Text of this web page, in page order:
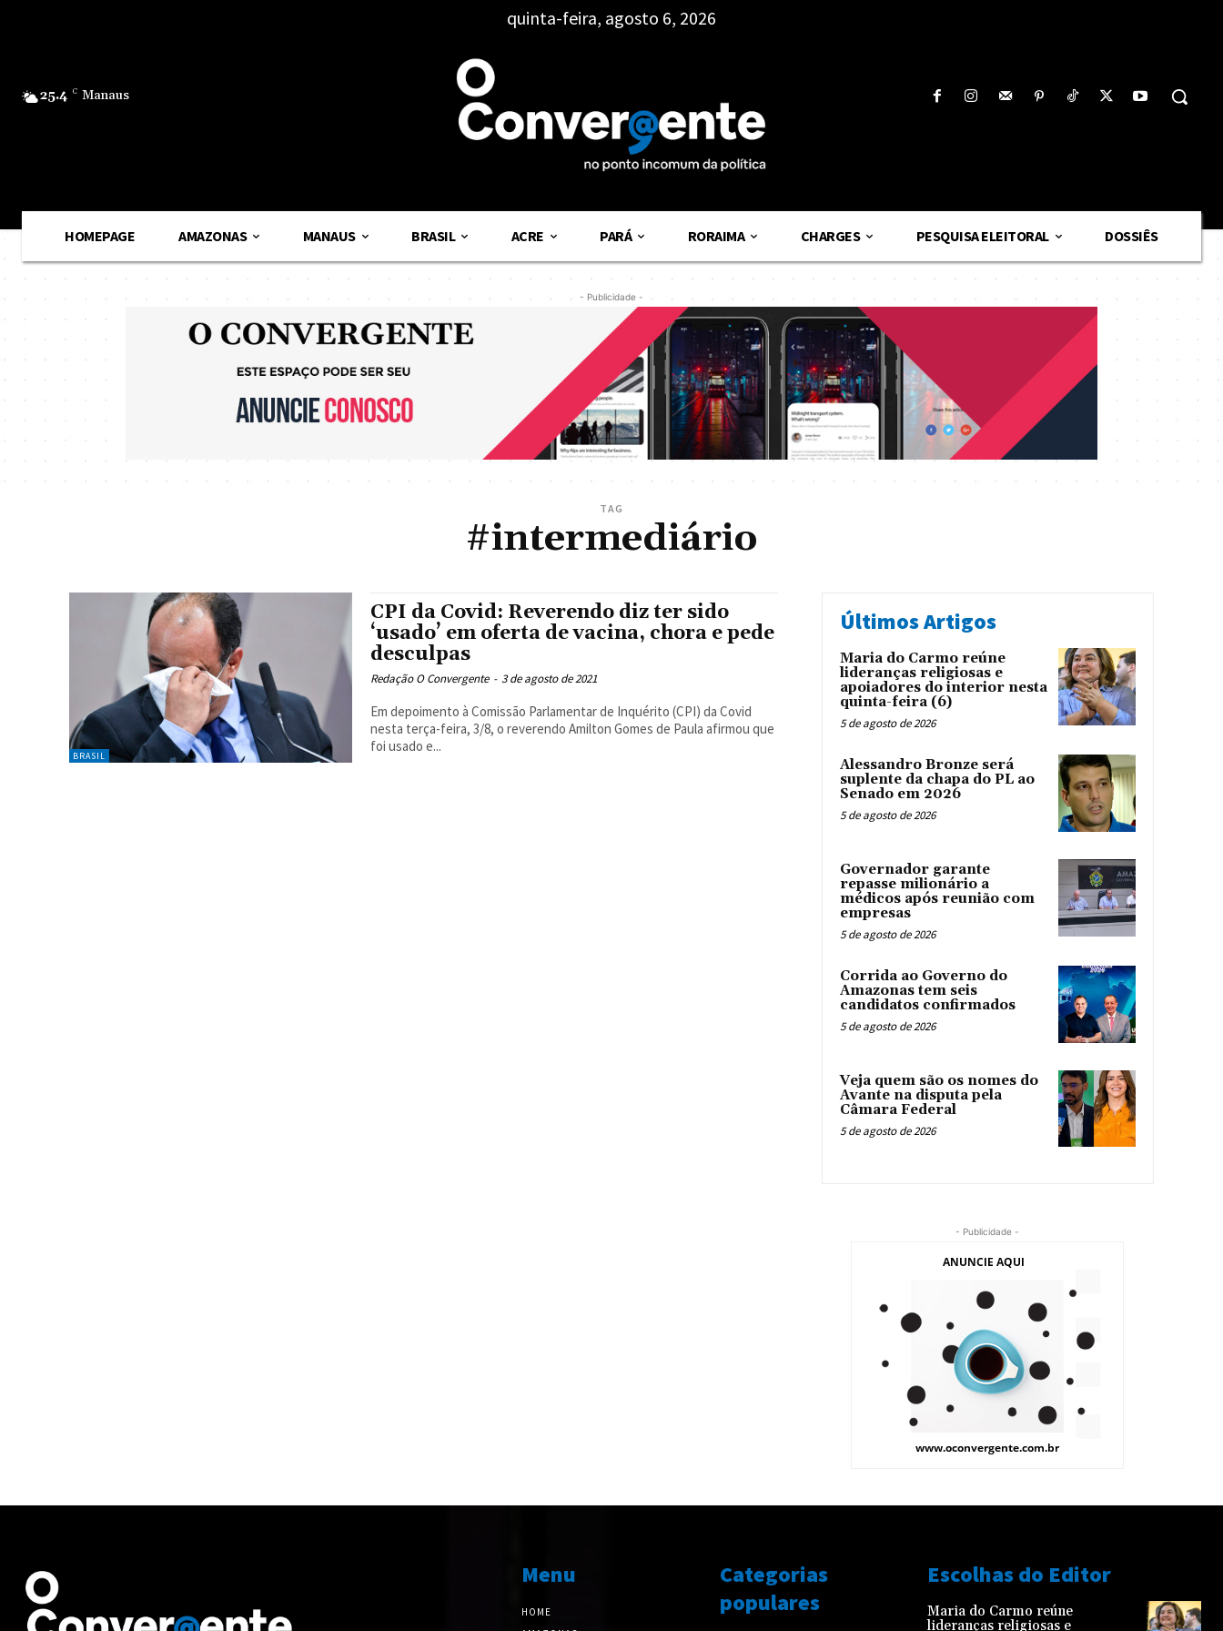
25.4 C Manaus
quinta-feira, agosto 6, 2026
HOMEPAGE AMAZONAS MANAUS BRASIL ACRE PARÁ RORAIMA CHARGES PESQUISA ELEITORAL DOSSIÊS
- Publicidade -
TAG
#intermediário
BRASIL
CPI da Covid: Reverendo diz ter sido
‘usado’ em oferta de vacina, chora e pede
desculpas
Redação O Convergente - 3 de agosto de 2021
Em depoimento à Comissão Parlamentar de Inquérito (CPI) da Covid
nesta terça-feira, 3/8, o reverendo Amilton Gomes de Paula afirmou que
foi usado e...
Últimos Artigos
Maria do Carmo reúne
lideranças religiosas e
apoiadores do interior nesta
quinta-feira (6)
5 de agosto de 2026
Alessandro Bronze será
suplente da chapa do PL ao
Senado em 2026
5 de agosto de 2026
Governador garante
repasse milionário a
médicos após reunião com
empresas
5 de agosto de 2026
Corrida ao Governo do
Amazonas tem seis
candidatos confirmados
5 de agosto de 2026
Veja quem são os nomes do
Avante na disputa pela
Câmara Federal
5 de agosto de 2026
- Publicidade -
Menu
HOME
Categorias
populares
Escolhas do Editor
Maria do Carmo reúne
lideranças religiosas e